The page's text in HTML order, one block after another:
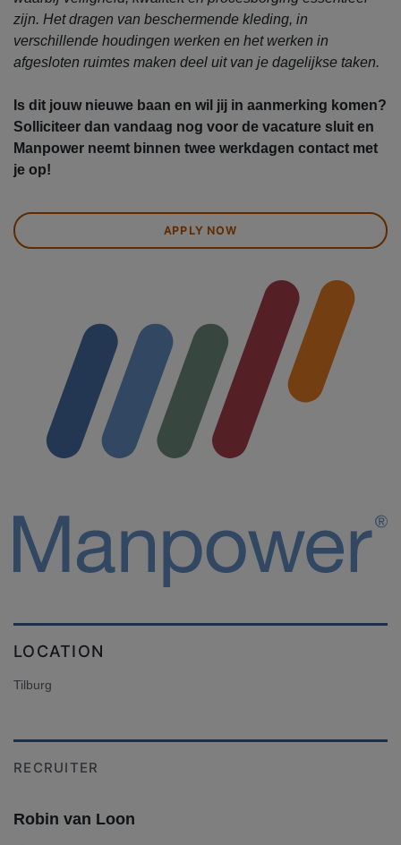
zijn. Het dragen van beschermende kleding, in
verschillende houdingen werken en het werken in
afgesloten ruimtes maken deel uit van je dagelijkse taken.
Is dit jouw nieuwe baan en wil jij in aanmerking komen?
Solliciteer dan vandaag nog voor de vacature sluit en
Manpower neemt binnen twee werkdagen contact met
je op!
APPLY NOW
LOCATION
Tilburg
RECRUITER
Robin van Loon